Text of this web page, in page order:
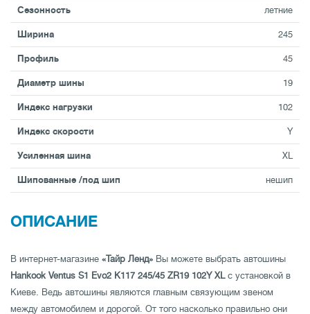
Сезонность летние
Ширина 245
Профиль 45
Диаметр шины 19
Индекс нагрузки 102
Индекс скорости Y
Усиленная шина XL
Шипованные /под шип нешип
ОПИСАНИЕ
В интернет-магазине «Тайр Ленд» Вы можете выбрать автошины
Hankook Ventus S1 Evo2 K117 245/45 ZR19 102Y XLс установкой в
Киеве. Ведь автошины являются главным связующим звеном
между автомобилем и дорогой. От того насколько правильно они